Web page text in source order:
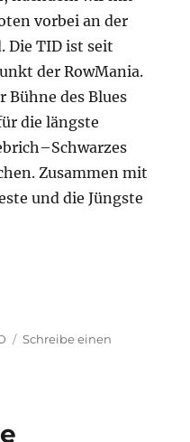
vorbei an der
Die TID ist seit
der RowMania.
Bühne des Blues
die längste
Zusammen mit
und die Jüngste
Schreibe einen